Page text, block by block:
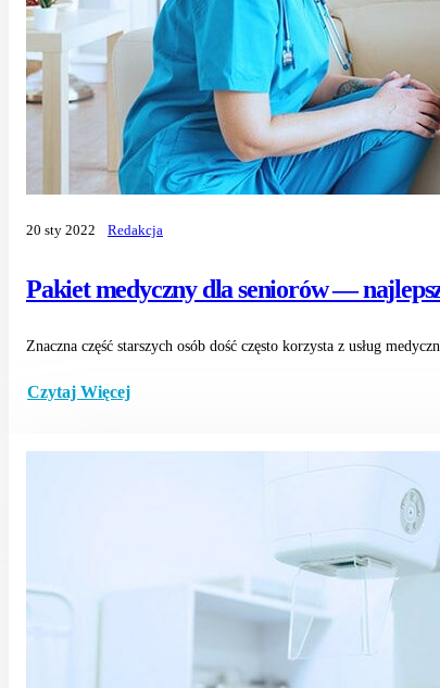
Pakiet medyczny dla seniorów —
20 sty 2022 Redakcja
Znaczna część starszych osób dość często korzysta z usług
Czytaj Więcej